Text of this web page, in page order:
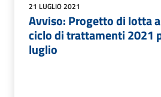
21 LUGLIO 2021
Avviso: Progetto di lotta
ciclo di trattamenti 2021
luglio